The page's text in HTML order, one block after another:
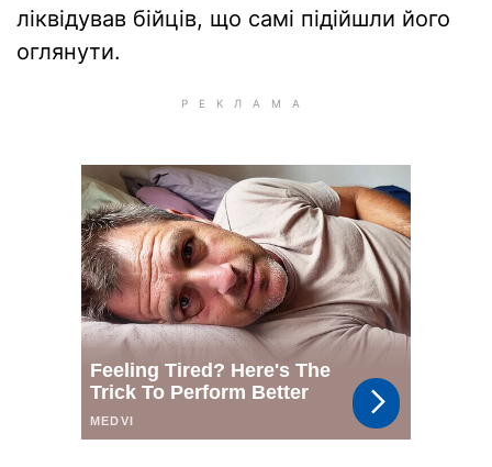
ліквідував бійців, що самі підійшли його
оглянути.